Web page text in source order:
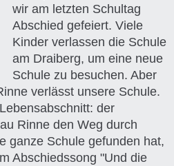
wir am letzten Schultag
Abschied gefeiert. Viele
Kinder verlassen die Schule
am Draiberg, um eine neue
Schule zu besuchen. Aber
verlässt unsere Schule.
der
Rinne den Weg durch
ganze Schule gefunden hat,
Abschiedssong "Und die